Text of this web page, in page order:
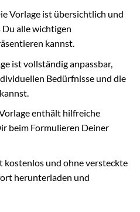
Vorlage ist übersichtlich und
Du alle wichtigen
kannst.
ist vollständig anpassbar,
Bedürfnisse und die
enthält hilfreiche
beim Formulieren Deiner
kostenlos und ohne versteckte
herunterladen und